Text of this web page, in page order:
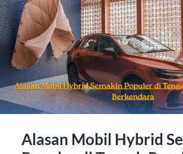
Alasan Mobil Hybrid